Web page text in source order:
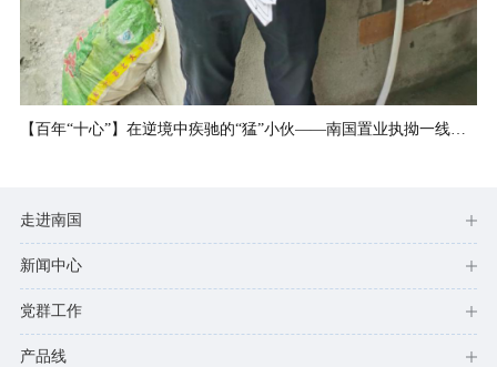
【百年“十心”】在逆境中疾驰的“猛”小伙——南国置业执拗一线员工田猛猛
走进南国
新闻中心
党群工作
产品线